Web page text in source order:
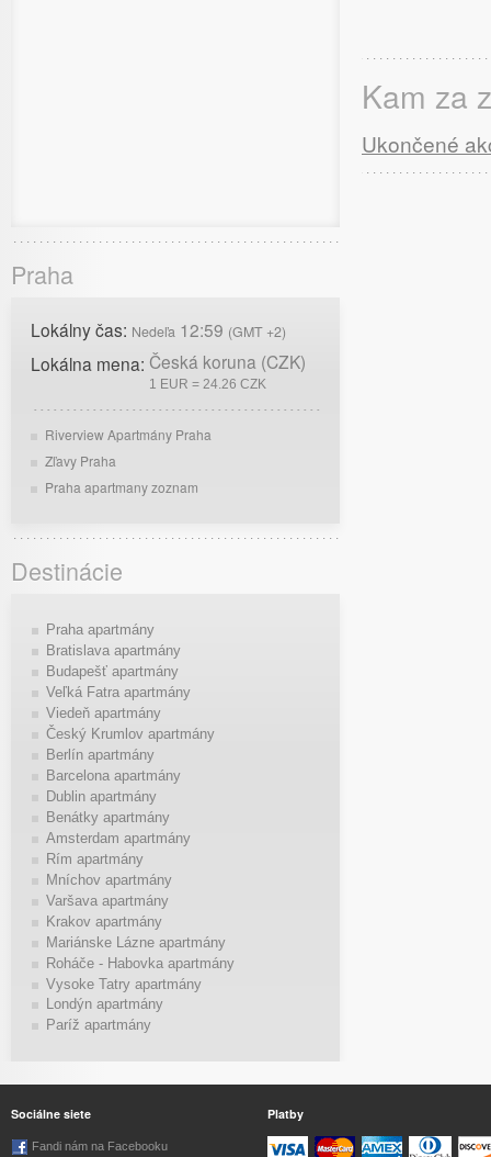
Kam za
Ukončené
Praha
Lokálny čas: Nedeľa 12:59 (GMT +2)
Lokálna mena: Česká koruna (CZK)
1 EUR = 24.26 CZK
Riverview Apartmány Praha
Zľavy Praha
Praha apartmany zoznam
Destinácie
Praha apartmány
Bratislava apartmány
Budapešť apartmány
Veľká Fatra apartmány
Viedeň apartmány
Český Krumlov apartmány
Berlín apartmány
Barcelona apartmány
Dublin apartmány
Benátky apartmány
Amsterdam apartmány
Rím apartmány
Mníchov apartmány
Varšava apartmány
Krakov apartmány
Mariánske Lázne apartmány
Roháče - Habovka apartmány
Vysoke Tatry apartmány
Londýn apartmány
Paríž apartmány
Sociálne siete
Fandi nám na Facebooku
Platby